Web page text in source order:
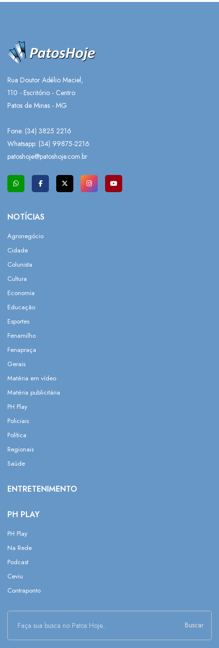
Rua Doutor Adélio Maciel,
110 - Escritório - Centro
Patos de Minas - MG
Fone: (34) 3825 2216
Whatsapp: (34) 99875-2216
patoshoje@patoshoje.com.br
NOTÍCIAS
Agronegócio
Cidade
Colunista
Cultura
Economia
Educação
Esportes
Fenamilho
Fenapraça
Gerais
Matéria em vídeo
Matéria publicitária
PH Play
Policiais
Política
Regionais
Saúde
ENTRETENIMENTO
PH PLAY
PH Play
Na Rede
Podcast
Ceviu
Contraponto
Buscar